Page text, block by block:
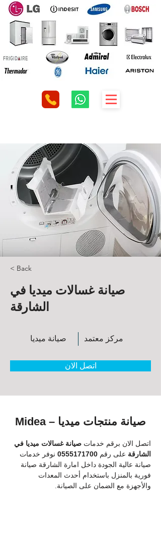
< Back
صيانة غسالات ميديا في
الشارقة
صيانة ميديا مركز معتمد
اتصل الان
صيانة منتجات ميديا – Midea
اتصل الان برقم خدمات صيانة غسالات ميديا في
الشارقة على رقم 0555171700 نوفر خدمات
صيانة عالية الجودة داخل امارة الشارقة صيانة
فورية بالمنزل باستخدام أحدث المعدات
والأجهزة مع الضمان على الصيانة.